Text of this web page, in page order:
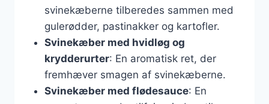
svinekæberne tilberedes sammen med
gulerødder, pastinakker og kartofler.
Svinekæber med hvidløg og
krydderurter: En aromatisk ret, der
fremhæver smagen af svinekæberne.
Svinekæber med flødesauce: En